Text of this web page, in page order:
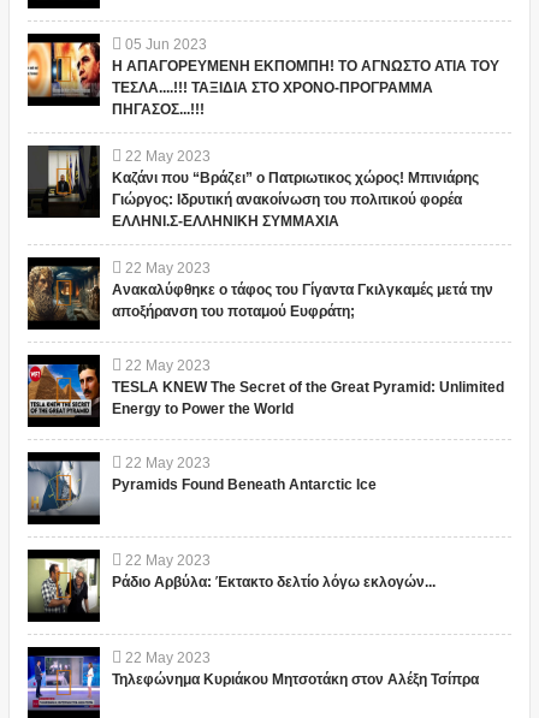
05 Jun 2023
Η ΑΠΑΓΟΡΕΥΜΕΝΗ ΕΚΠΟΜΠΗ! ΤΟ ΑΓΝΩΣΤΟ ΑΤΙΑ ΤΟΥ
ΤΕΣΛΑ....!!! ΤΑΞΙΔΙΑ ΣΤΟ ΧΡΟΝΟ-ΠΡΟΓΡΑΜΜΑ
ΠΗΓΑΣΟΣ...!!!
22 May 2023
Καζάνι που “Βράζει” ο Πατριωτικος χώρος! Μπινιάρης
Γιώργος: Ιδρυτική ανακοίνωση του πολιτικού φορέα
ΕΛΛΗΝΙ.Σ-ΕΛΛΗΝΙΚΗ ΣΥΜΜΑΧΙΑ
22 May 2023
Ανακαλύφθηκε ο τάφος του Γίγαντα Γκιλγκαμές μετά την
αποξήρανση του ποταμού Ευφράτη;
22 May 2023
TESLA KNEW The Secret of the Great Pyramid: Unlimited
Energy to Power the World
22 May 2023
Pyramids Found Beneath Antarctic Ice
22 May 2023
Ράδιο Αρβύλα: Έκτακτο δελτίο λόγω εκλογών...
22 May 2023
Τηλεφώνημα Κυριάκου Μητσοτάκη στον Αλέξη Τσίπρα